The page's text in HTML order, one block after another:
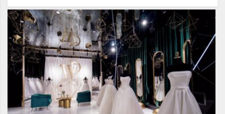
برای روز خاص خود، ضروری است که آداب و دستورالعمل های مربوط به
اجاره لباس عروس را درک کنید. در این راهنمای جامع، همه چیزهایی را که
باید در مورد آداب کرایه لباس عروس بدانید و نحوه انجام این فرآیند با ظرافت
و اطمینان، بررسی خواهیم کرد.